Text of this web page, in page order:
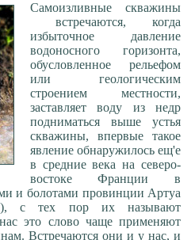
Самоизливные скважины
встречаются, когда
избыточное давление
водоносного горизонта,
обусловленное рельефом
или геологическим
строением местности,
заставляет воду из недр
подниматься выше устья
скважины, впервые такое
явление обнаружилось ещ'е
в средние века на северо-
востоке Франции в
и болотами провинции Артуа
с тех пор их называют
это слово чаще применяют
Встречаются они и у нас, и